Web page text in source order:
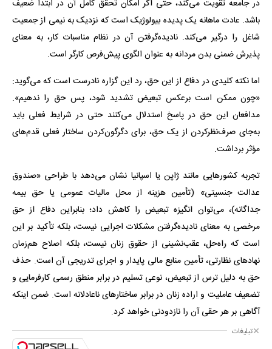
در جامعه تقویت می‌کند، حتی اگر امکان تحقق کامل آن در ابتدا ضعیف
باشد. عادت ماهانه یک پدیده بیولوژیک است که نزدیک به نیمی از جمعیت
شاغل را درگیر می‌کند. نادیده‌گرفتن آن در نظام مناسبات کار، به معنای
پذیرش ضمنی بدن مردانه به عنوان الگوی پیش‌فرص کارگر است.
اما نکته کلیدی در دفاع از این حق، رد این گزاره نادرست است که می‌گوید:
«چون ممکن است برعکس تبعیض تشدید شود، پس حق را ندهیم».
مدافعان این حق در پاسخ استدلال می‌کنند حتی در شرایط فعلی باید
به‌جای صرف‌نظرکردن از یک حق، برای دگرگون‌کردن ساختار فعلی قدم‌های
مؤثر برداشت.
تجربه کشورهایی مانند ژاپن یا اسپانیا نشان می‌دهد با طراحی «صندوق
عدالت جنسیتی» (تأمین هزینه از محل مالیات عمومی یا حق بیمه
جداگانه)، می‌توان انگیزه تبعیض را کاهش داد؛ بنابراین دفاع از حق
مرخصی به معنای نادیده‌گرفتن مشکلات اجرایی نیست، بلکه تأکید بر این
است که راه‌حل، عقب‌نشینی از حقوق زنان نیست، بلکه اصلاح هم‌زمان
نهادهای نظارتی، تأمین منابع مالی پایدار و اجرای تدریجی آن است. حذف
حق به‌ دلیل ترس از تبعیض، نوعی تسلیم در برابر منطق رسمی کارفرمایی و
تضعیف عاملیت و اراده زنان در برابر ساختارهای ناعادلانه است. ضمن اینکه
آگاهی بر هر حقی آن را نازدودنی خواهد کرد.
تبلیغات